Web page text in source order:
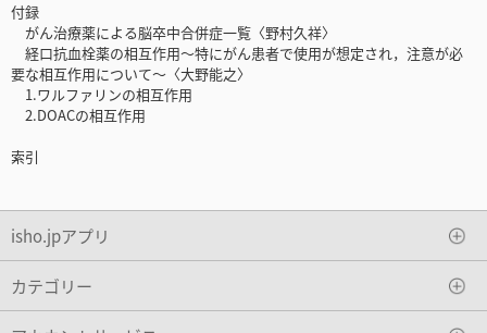
付録
がん治療薬による脳卒中合併症一覧〈野村久祥〉
経口抗血栓薬の相互作用～特にがん患者で使用が想定され，注意が必
要な相互作用について～〈大野能之〉
1.ワルファリンの相互作用
2.DOACの相互作用
索引
isho.jpアプリ
カテゴリー